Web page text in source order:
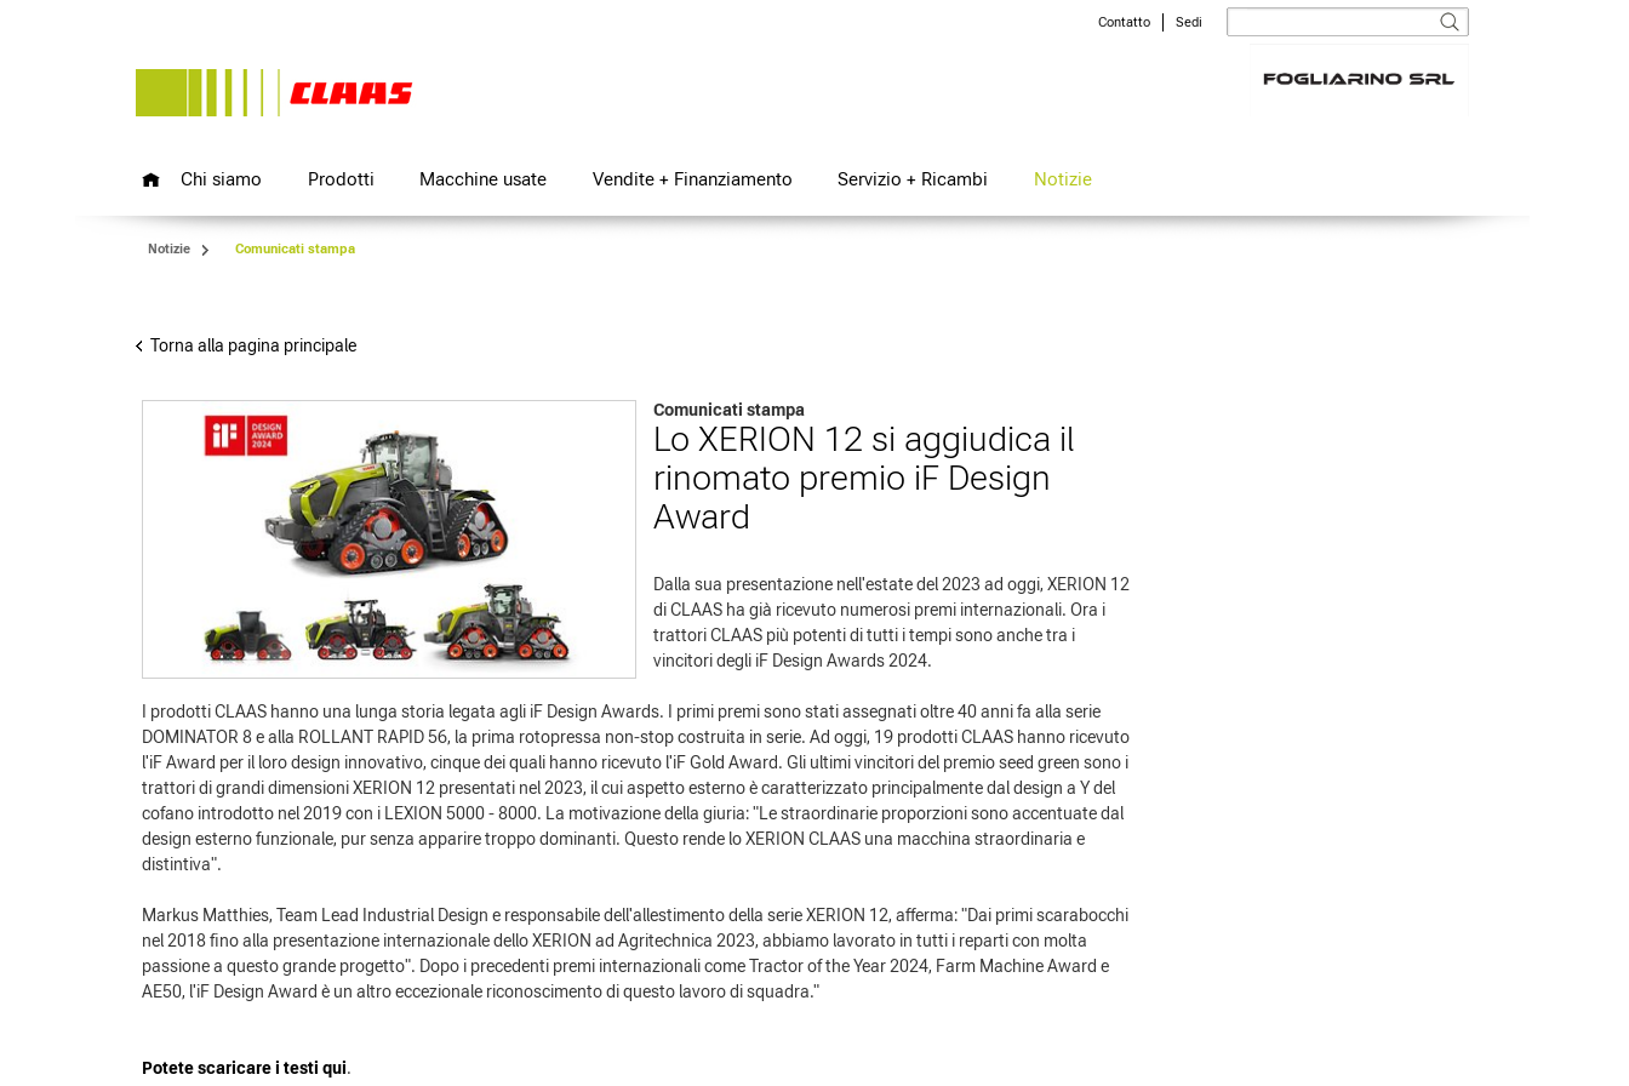
Contatto Sedi
Chi siamo Prodotti Macchine usate Vendite + Finanziamento Servizio + Ricambi Notizie
Notizie Comunicati stampa
Torna alla pagina principale
Comunicati stampa
Lo XERION 12 si aggiudica il
rinomato premio iF Design
Award
Dalla sua presentazione nell'estate del 2023 ad oggi, XERION 12
di CLAAS ha già ricevuto numerosi premi internazionali. Ora i
trattori CLAAS più potenti di tutti i tempi sono anche tra i
vincitori degli iF Design Awards 2024.
I prodotti CLAAS hanno una lunga storia legata agli iF Design Awards. I primi premi sono stati assegnati oltre 40 anni fa alla serie
DOMINATOR 8 e alla ROLLANT RAPID 56, la prima rotopressa non-stop costruita in serie. Ad oggi, 19 prodotti CLAAS hanno ricevuto
l'iF Award per il loro design innovativo, cinque dei quali hanno ricevuto l'iF Gold Award. Gli ultimi vincitori del premio seed green sono i
trattori di grandi dimensioni XERION 12 presentati nel 2023, il cui aspetto esterno è caratterizzato principalmente dal design a Y del
cofano introdotto nel 2019 con i LEXION 5000 - 8000. La motivazione della giuria: "Le straordinarie proporzioni sono accentuate dal
design esterno funzionale, pur senza apparire troppo dominanti. Questo rende lo XERION CLAAS una macchina straordinaria e
distintiva".
Markus Matthies, Team Lead Industrial Design e responsabile dell'allestimento della serie XERION 12, afferma: "Dai primi scarabocchi
nel 2018 fino alla presentazione internazionale dello XERION ad Agritechnica 2023, abbiamo lavorato in tutti i reparti con molta
passione a questo grande progetto". Dopo i precedenti premi internazionali come Tractor of the Year 2024, Farm Machine Award e
AE50, l'iF Design Award è un altro eccezionale riconoscimento di questo lavoro di squadra."
Potete scaricare i testi qui.